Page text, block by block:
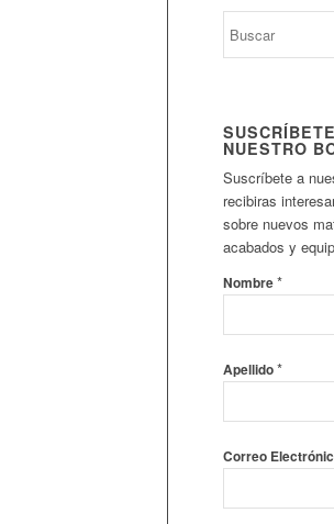
NUESTRO
Suscríbete a
recibiras
sobre nuevos
acabados y
Nombre*
Apellido*
Correo